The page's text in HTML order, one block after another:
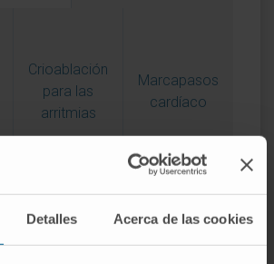
Detalles Acerca de las cookies
Crioablación
para las
arritmias
Marcapasos
cardíaco
automático implantable
son sustancias que
de coagulación de la